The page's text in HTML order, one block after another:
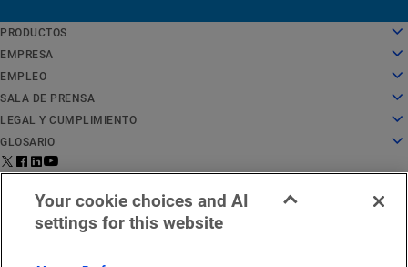
PRODUCTOS
Cloud computing
Seguridad
Distribución de contenido
Todos los productos y pruebas
Servicios globales
EMPRESA
Sobre nosotros
Historia
Liderazgo
Premios
Junta directiva
Infrastructure for Innovation
Relaciones con los inversores
Responsabilidad corporativa
EMPLEO
Empleo
Trabajar en Akamai
Estudiantes y recién licenciados
Entorno laboral inclusivo
Buscar puestos de trabajo
Blog cultural
SALA DE PRENSA
Sala de prensa
Comunicados de prensa
En las noticias
Recursos multimedia
LEGAL Y CUMPLIMIENTO
Aspectos legales
Cumplimiento de la seguridad de la información
Centro de confianza de privacidad
Declaración de privacidad
Configuración de cookies
GLOSARIO
¿Qué es la seguridad de API?
¿Qué es una CDN?
¿Qué es el cloud computing?
¿Qué es la ciberseguridad?
servicio
Contáctanos
Español
English
Deutsch
Español
Français
Italiano
Português
中文
日本語Your cookie choices and AI
settings for this website